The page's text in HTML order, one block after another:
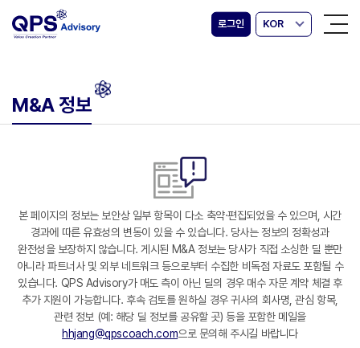
로그인 KOR
M&A 정보
본 페이지의 정보는 보안상 일부 항목이 다소 축약·편집되었을 수 있으며, 시간
경과에 따른 유효성의 변동이 있을 수 있습니다. 당사는 정보의 정확성과
완전성을 보장하지 않습니다. 게시된 M&A 정보는 당사가 직접 소싱한 딜 뿐만
아니라 파트너사 및 외부 네트워크 등으로부터 수집한 비독점 자료도 포함될 수
있습니다. QPS Advisory가 매도 측이 아닌 딜의 경우 매수 자문 계약 체결 후
추가 지원이 가능합니다. 후속 검토를 원하실 경우 귀사의 회사명, 관심 항목,
관련 정보 (예: 해당 딜 정보를 공유할 곳) 등을 포함한 메일을
hhjang@qpscoach.com으로 문의해 주시길 바랍니다